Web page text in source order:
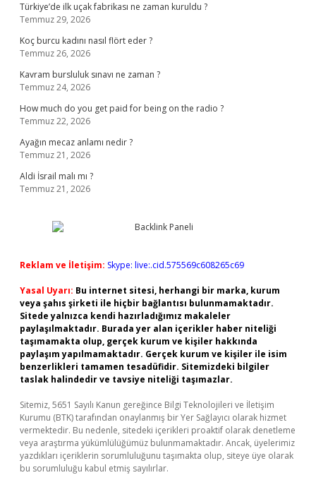
Türkiye’de ilk uçak fabrikası ne zaman kuruldu ?
Temmuz 29, 2026
Koç burcu kadını nasıl flört eder ?
Temmuz 26, 2026
Kavram bursluluk sınavı ne zaman ?
Temmuz 24, 2026
How much do you get paid for being on the radio ?
Temmuz 22, 2026
Ayağın mecaz anlamı nedir ?
Temmuz 21, 2026
Aldi İsrail malı mı ?
Temmuz 21, 2026
Reklam ve İletişim: Skype: live:.cid.575569c608265c69
Yasal Uyarı: Bu internet sitesi, herhangi bir marka, kurum
veya şahıs şirketi ile hiçbir bağlantısı bulunmamaktadır.
Sitede yalnızca kendi hazırladığımız makaleler
paylaşılmaktadır. Burada yer alan içerikler haber niteliği
taşımamakta olup, gerçek kurum ve kişiler hakkında
paylaşım yapılmamaktadır. Gerçek kurum ve kişiler ile isim
benzerlikleri tamamen tesadüfidir. Sitemizdeki bilgiler
taslak halindedir ve tavsiye niteliği taşımazlar.
Sitemiz, 5651 Sayılı Kanun gereğince Bilgi Teknolojileri ve İletişim
Kurumu (BTK) tarafından onaylanmış bir Yer Sağlayıcı olarak hizmet
vermektedir. Bu nedenle, sitedeki içerikleri proaktif olarak denetleme
veya araştırma yükümlülüğümüz bulunmamaktadır. Ancak, üyelerimiz
yazdıkları içeriklerin sorumluluğunu taşımakta olup, siteye üye olarak
bu sorumluluğu kabul etmiş sayılırlar.